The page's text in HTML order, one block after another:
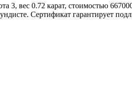
3, вес 0.72 карат, стоимостью
Сертификат гарантирует